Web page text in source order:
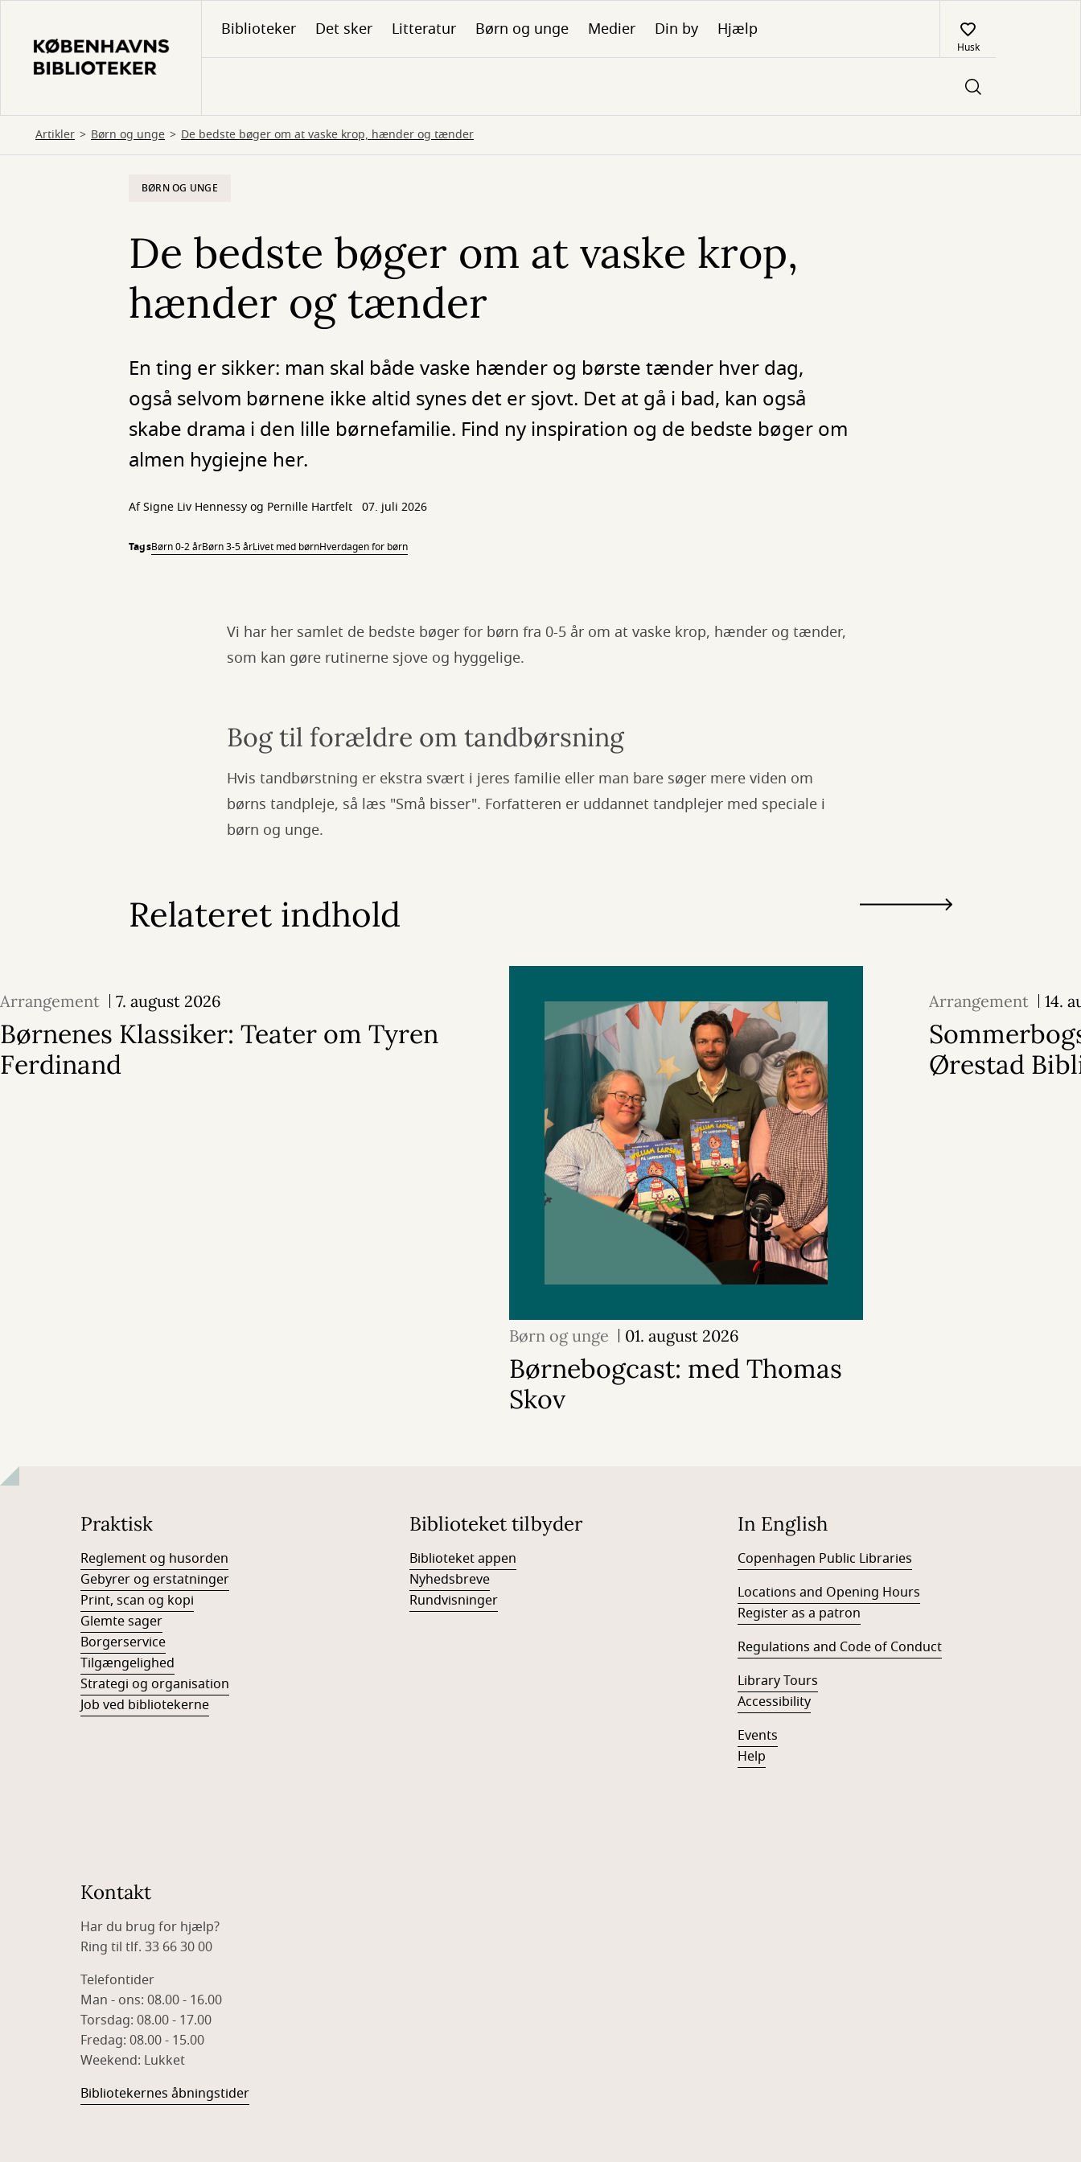
hovedindhold
Biblioteker Det sker Litteratur Børn og unge Medier Din by Hjælp
Husk
Artikler Børn og unge De bedste bøger om at vaske krop, hænder og tænder
BØRN OG UNGE
De bedste bøger om at vaske krop,
hænder og tænder
En ting er sikker: man skal både vaske hænder og børste tænder hver dag,
også selvom børnene ikke altid synes det er sjovt. Det at gå i bad, kan også
skabe drama i den lille børnefamilie. Find ny inspiration og de bedste bøger om
almen hygiejne her.
Af Signe Liv Hennessy og Pernille Hartfelt 07. juli 2026
TagsBørn 0-2 årBørn 3-5 årLivet med børnHverdagen for børn
Vi har her samlet de bedste bøger for børn fra 0-5 år om at vaske krop, hænder og tænder,
som kan gøre rutinerne sjove og hyggelige.
Bog til forældre om tandbørsning
Hvis tandbørstning er ekstra svært i jeres familie eller man bare søger mere viden om
børns tandpleje, så læs "Små bisser". Forfatteren er uddannet tandplejer med speciale i
børn og unge.
Relateret indhold
Arrangement 7. august 2026
Børnenes Klassiker: Teater om Tyren
Ferdinand
Børn og unge 01. august 2026
Børnebogcast: med Thomas
Skov
Arrangement 14.
Ørestad
Praktisk
Reglement og husorden
Gebyrer og erstatninger
Print, scan og kopi
Glemte sager
Borgerservice
Tilgængelighed
Strategi og organisation
Job ved bibliotekerne
Biblioteket tilbyder
Biblioteket appen
Nyhedsbreve
Rundvisninger
In English
Copenhagen Public Libraries
Locations and Opening Hours
Register as a patron
Regulations and Code of Conduct
Library Tours
Accessibility
Events
Help
Kontakt
Har du brug for hjælp?
Ring til tlf. 33 66 30 00
Telefontider
Man - ons: 08.00 - 16.00
Torsdag: 08.00 - 17.00
Fredag: 08.00 - 15.00
Weekend: Lukket
Bibliotekernes åbningstider